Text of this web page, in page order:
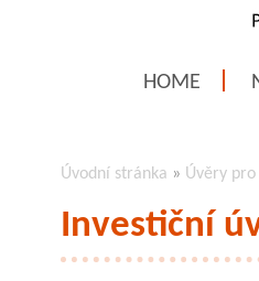
HOME
Úvodní stránka » Úvěry
Investiční